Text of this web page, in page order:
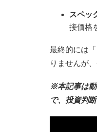
スペッ
接価格
最終的には
りませんが
※本記事は動
で、投資判